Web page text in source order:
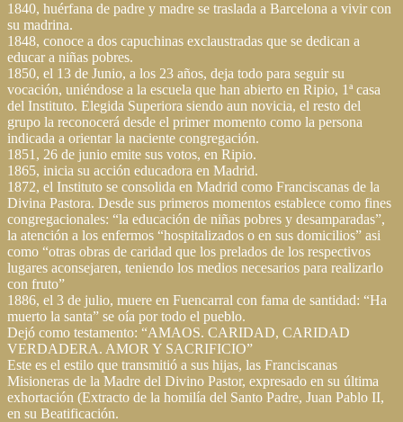
1840, huérfana de padre y madre se traslada a Barcelona a vivir con
su madrina.
1848, conoce a dos capuchinas exclaustradas que se dedican a
educar a niñas pobres.
1850, el 13 de Junio, a los 23 años, deja todo para seguir su
vocación, uniéndose a la escuela que han abierto en Ripio, 1ª casa
del Instituto. Elegida Superiora siendo aun novicia, el resto del
grupo la reconocerá desde el primer momento como la persona
indicada a orientar la naciente congregación.
1851, 26 de junio emite sus votos, en Ripio.
1865, inicia su acción educadora en Madrid.
1872, el Instituto se consolida en Madrid como Franciscanas de la
Divina Pastora. Desde sus primeros momentos establece como fines
congregacionales: “la educación de niñas pobres y desamparadas”,
la atención a los enfermos “hospitalizados o en sus domicilios” asi
como “otras obras de caridad que los prelados de los respectivos
lugares aconsejaren, teniendo los medios necesarios para realizarlo
con fruto”
1886, el 3 de julio, muere en Fuencarral con fama de santidad: “Ha
muerto la santa” se oía por todo el pueblo.
Dejó como testamento: “AMAOS. CARIDAD, CARIDAD
VERDADERA. AMOR Y SACRIFICIO”
Este es el estilo que transmitió a sus hijas, las Franciscanas
Misioneras de la Madre del Divino Pastor, expresado en su última
exhortación (Extracto de la homilía del Santo Padre, Juan Pablo II,
en su Beatificación.